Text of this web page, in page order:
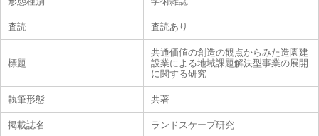
査読 査読あり
標題
共通価値の創造の観点からみた造園建
設業による地域課題解決型事業の展開
に関する研究
執筆形態 共著
掲載誌名 ランドスケープ研究